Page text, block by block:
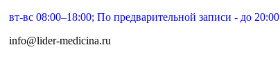
вт-вс 08:00–18:00; По предварительной записи - до 20:00
info@lider-medicina.ru